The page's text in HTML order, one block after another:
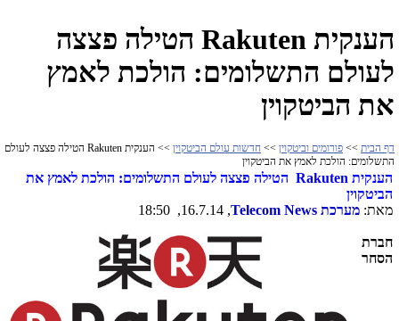
הענקית Rakuten הטילה פצצה
לעולם התשלומים: הולכת לאמץ
את הביטקוין
דף הבית >> פורומים וביטקוין >> חדשות עולם הביטקוין
>> הענקית Rakuten הטילה פצצה לעולם
התשלומים: הולכת לאמץ את הביטקוין
הענקית Rakuten הטילה פצצה לעולם התשלומים: הולכת לאמץ את
הביטקוין
מאת: מערכת Telecom News
, 16.7.14, 18:50
חברת
הסחר